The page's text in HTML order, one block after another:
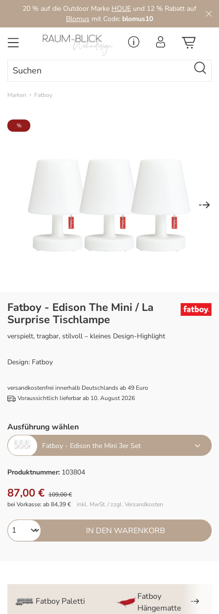
Zum Hauptinhalt springen
20 % auf die Outdoor Marke HOUE und 12 % Rabatt auf
Blomus mit Code: blomus10
Marken Fatboy
Bildergalerie überspringen
%
Fatboy - Edison The Mini / La
Surprise Tischlampe
verspielt, tragbar, stilvoll – kleines Design-Highlight
Design: Fatboy
versandkostenfrei innerhalb Deutschlands ab 49 Euro
Voraussichtlich lieferbar ab 10. August 2026
Ausführung wählen
Fatboy - Edison the Mini 3er Set
Produktnummer: 103804
87,00 € 109,00 €
inkl. MwSt. / zzgl. Versandkosten
bei Vorkasse: ab 84,39 €
IN DEN WARENKORB
Fatboy Paletti
Fatboy
Hängematte